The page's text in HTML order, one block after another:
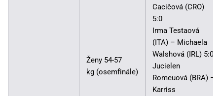
Ženy 54-57
kg (osemfinále)
Cacičová (CRO)
5:0
Irma Testaová
(ITA) – Michaela
Walshová (IRL) 5:0
Jucielen
Romeuová (BRA) –
Karriss